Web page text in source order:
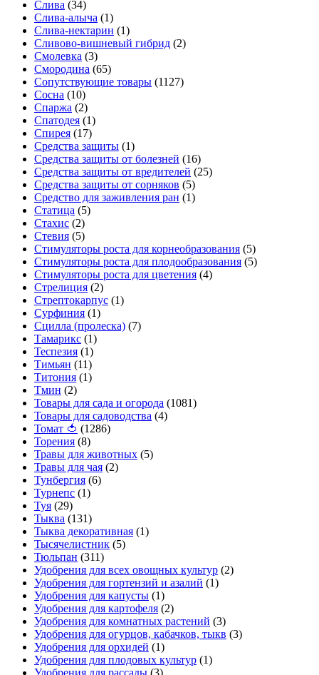
Слива (34)
Слива-алыча (1)
Слива-нектарин (1)
Сливово-вишневый гибрид (2)
Смолевка (3)
Смородина (65)
Сопутствующие товары (1127)
Сосна (10)
Спаржа (2)
Спатодея (1)
Спирея (17)
Средства защиты (1)
Средства защиты от болезней (16)
Средства защиты от вредителей (25)
Средства защиты от сорняков (5)
Средство для заживления ран (1)
Статица (5)
Стахис (2)
Стевия (5)
Стимуляторы роста для корнеобразования (5)
Стимуляторы роста для плодообразования (5)
Стимуляторы роста для цветения (4)
Стрелиция (2)
Стрептокарпус (1)
Сурфиния (1)
Сцилла (пролеска) (7)
Тамарикс (1)
Теспезия (1)
Тимьян (11)
Титония (1)
Тмин (2)
Товары для сада и огорода (1081)
Товары для садоводства (4)
Томат 🍅 (1286)
Торения (8)
Травы для животных (5)
Травы для чая (2)
Тунбергия (6)
Турнепс (1)
Туя (29)
Тыква (131)
Тыква декоративная (1)
Тысячелистник (5)
Тюльпан (311)
Удобрения для всех овощных культур (2)
Удобрения для гортензий и азалий (1)
Удобрения для капусты (1)
Удобрения для картофеля (2)
Удобрения для комнатных растений (3)
Удобрения для огурцов, кабачков, тыкв (3)
Удобрения для орхидей (1)
Удобрения для плодовых культур (1)
Удобрения для рассады (3)